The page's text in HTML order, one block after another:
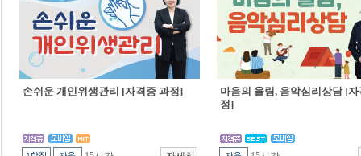
손쉬운 개인위생관리 [자격증 과정]
마음의 울림, 음악심리상담 [
정]